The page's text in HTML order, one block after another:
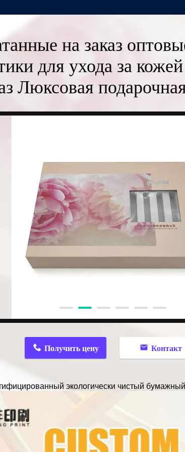
на заказ
для ухода за
Люксовая
Получить цену Контакт
экологически чистый